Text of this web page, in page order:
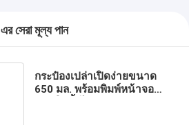
এর সেরা মূল্য পান
กระป๋องเปล่าเปิดง่ายขนาด
650 มล. พร้อมพิมพ์หน้าจอ